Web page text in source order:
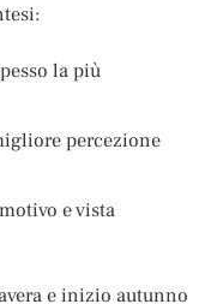
la più
percezione
e vista
e inizio autunno